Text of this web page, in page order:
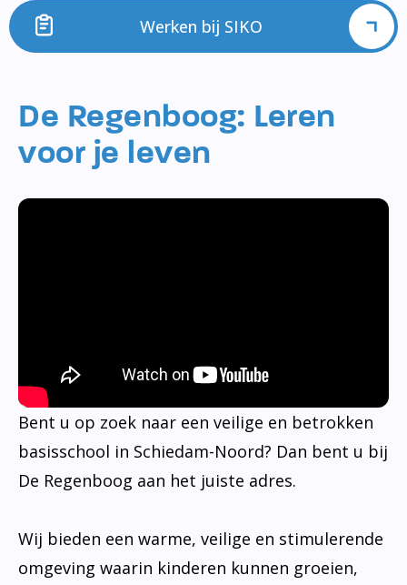
Werken bij SIKO
De Regenboog: Leren
voor je leven
Bent u op zoek naar een veilige en betrokken
basisschool in Schiedam-Noord? Dan bent u bij
De Regenboog aan het juiste adres.
Wij bieden een warme, veilige en stimulerende
omgeving waarin kinderen kunnen groeien,